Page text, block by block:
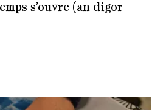
s’ouvre (an digor